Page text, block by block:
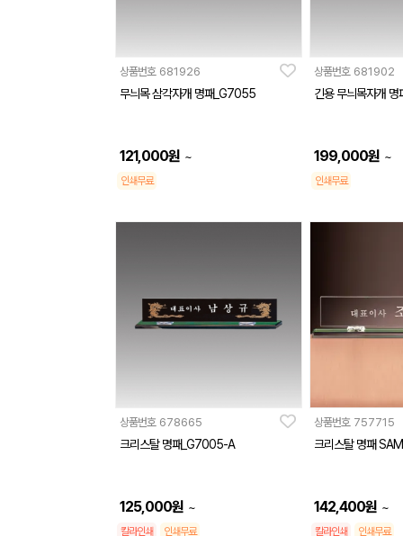
상품번호 681926
무늬목 삼각자개 명패_G7055
121,000원 ~
인쇄무료
상품번호 681902
긴용 무늬목자개
199,000원 ~
인쇄무료
상품번호 678665
크리스탈 명패_G7005-A
125,000원 ~
칼라인쇄 인쇄무료
상품번호 757715
크리스탈 명패
142,400원 ~
칼라인쇄 인쇄무료